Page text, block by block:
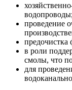
водопроводы;
проведение
предочистка
в роли
смолы, что
для